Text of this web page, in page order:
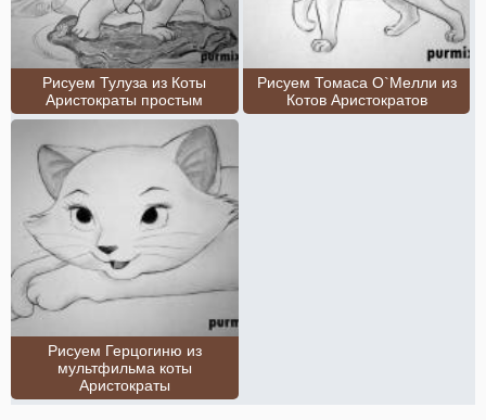
Рисуем Тулуза из Коты
Аристократы простым
Рисуем Томаса О`Мелли из
Котов Аристократов
Рисуем Герцогиню из
мультфильма коты
Аристократы